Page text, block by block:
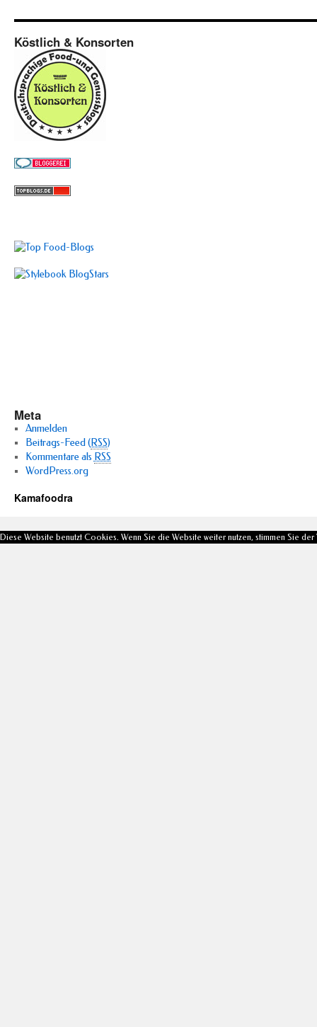
Köstlich & Konsorten
Meta
Anmelden
Beitrags-Feed (RSS)
Kommentare als RSS
WordPress.org
Kamafoodra
Diese Website benutzt Cookies. Wenn Sie die Website weiter nutzen, stimmen Sie